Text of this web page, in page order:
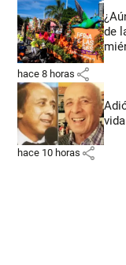
de
hace 8 horas share
hace 10 horas share